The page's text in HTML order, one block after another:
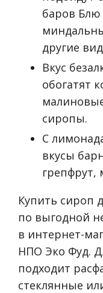
баров Блю
другие
Вкус
обогатят
сиропы.
С
вкусы
грепфрут,
Купить сироп
по выгодной
в интернет-
НПО Эко Фуд.
подходит
стеклянные